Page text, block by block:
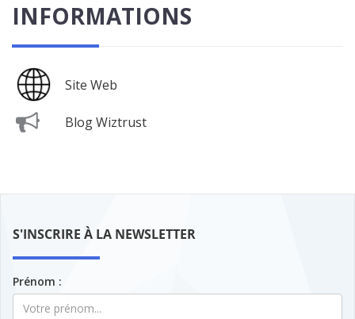
INFORMATIONS
Site Web
Blog Wiztrust
S'INSCRIRE À LA NEWSLETTER
Prénom :